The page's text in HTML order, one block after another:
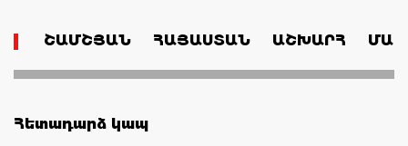
ՇԱՄՇՅԱՆ ՀԱՅԱՍՏԱՆ ԱՇԽԱՐՀ
Հետադարձ կապ